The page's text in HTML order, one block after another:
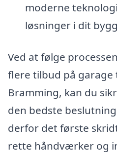
moderne
løsninger i dit
Ved at følge
flere tilbud på garage
Bramming, kan du
den bedste
derfor det første
rette håndværker og